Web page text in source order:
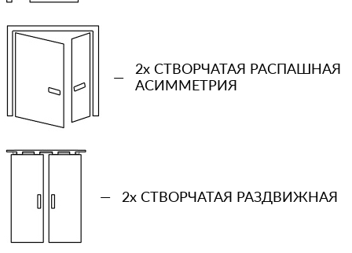
—
2x СТВОРЧАТАЯ РАСПАШНАЯ
АСИММЕТРИЯ
— 2x СТВОРЧАТАЯ РАЗДВИЖНАЯ
Ваша примерная смета на двери
Сообщение
Отправляя форму вы соглашаетесь с условиями